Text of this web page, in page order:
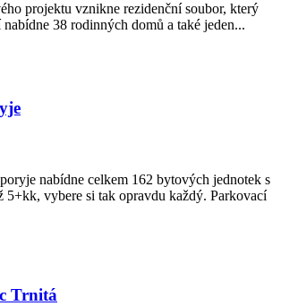
projektu vznikne rezidenční soubor, který
38 rodinných domů a také jeden...
nabídne celkem 162 bytových jednotek s
5+kk, vybere si tak opravdu každý. Parkovací
Trnitá